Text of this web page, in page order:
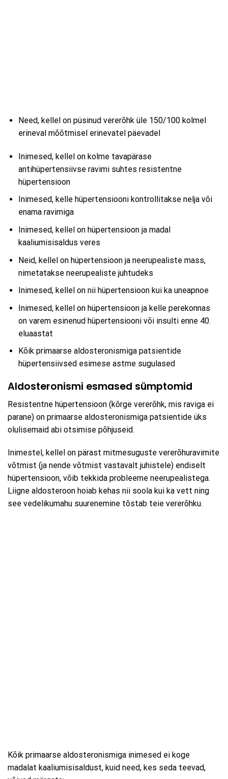
Need, kellel on püsinud vererõhk üle 150/100 kolmel
erineval mõõtmisel erinevatel päevadel
Inimesed, kellel on kolme tavapärase
antihüpertensiivse ravimi suhtes resistentne
hüpertensioon
Inimesed, kelle hüpertensiooni kontrollitakse nelja või
enama ravimiga
Inimesed, kellel on hüpertensioon ja madal
kaaliumisisaldus veres
Neid, kellel on hüpertensioon ja neerupealiste mass,
nimetatakse neerupealiste juhtudeks
Inimesed, kellel on nii hüpertensioon kui ka uneapnoe
Inimesed, kellel on hüpertensioon ja kelle perekonnas
on varem esinenud hüpertensiooni või insulti enne 40.
eluaastat
Kõik primaarse aldosteronismiga patsientide
hüpertensiivsed esimese astme sugulased
Aldosteronismi esmased sümptomid
Resistentne hüpertensioon (kõrge vererõhk, mis raviga ei
parane) on primaarse aldosteronismiga patsientide üks
olulisemaid abi otsimise põhjuseid.
Inimestel, kellel on pärast mitmesuguste vererõhuravimite
võtmist (ja nende võtmist vastavalt juhistele) endiselt
hüpertensioon, võib tekkida probleeme neerupealistega.
Liigne aldosteroon hoiab kehas nii soola kui ka vett ning
see vedelikumahu suurenemine tõstab teie vererõhku.
Kõik primaarse aldosteronismiga inimesed ei koge
madalat kaaliumisisaldust, kuid need, kes seda teevad,